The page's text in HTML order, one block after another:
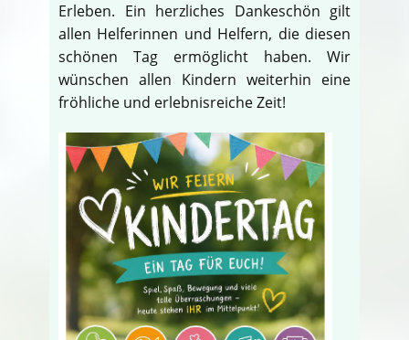
Erleben. Ein herzliches Dankeschön gilt
allen Helferinnen und Helfern, die diesen
schönen Tag ermöglicht haben. Wir
wünschen allen Kindern weiterhin eine
fröhliche und erlebnisreiche Zeit!